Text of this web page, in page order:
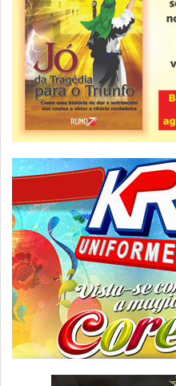
nesta sexta
ver todas »